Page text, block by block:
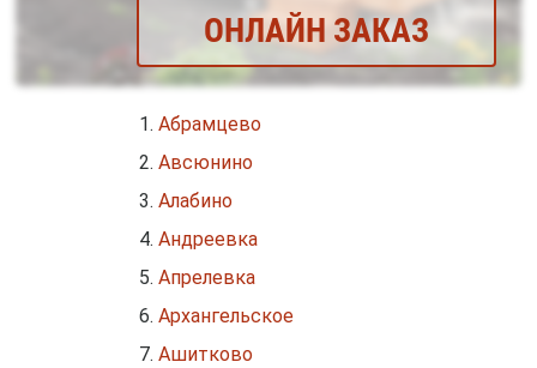
ОНЛАЙН ЗАКАЗ
Абрамцево
Авсюнино
Алабино
Андреевка
Апрелевка
Архангельское
Ашитково